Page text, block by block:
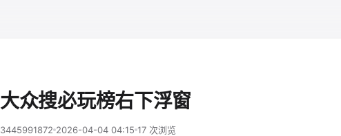
大众搜必玩榜右下浮窗
3445991872 2026-04-04 04:15 17 次浏览